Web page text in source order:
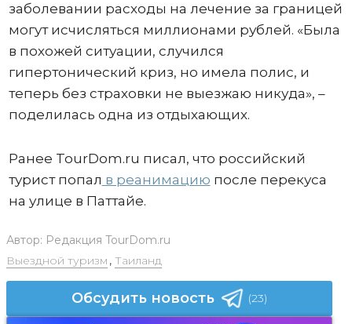
заболевании расходы на лечение за границей
могут исчисляться миллионами рублей. «Была
в похожей ситуации, случился
гипертонический криз, но имела полис, и
теперь без страховки не выезжаю никуда», –
поделилась одна из отдыхающих.
Ранее TourDom.ru писал, что российский
турист попал в реанимацию после перекуса
на улице в Паттайе.
Автор: Редакция TourDom.ru
Выездной туризм , Таиланд
Обсудить новость (23)